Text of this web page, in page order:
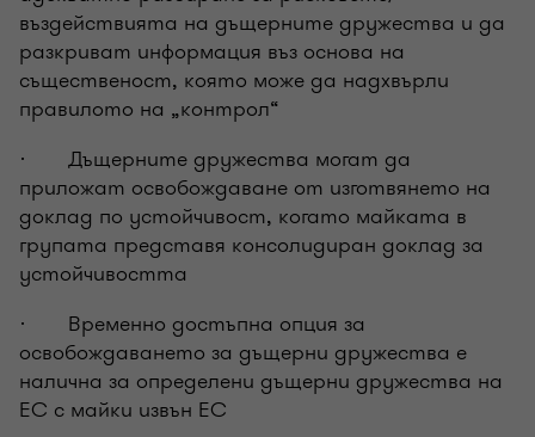
въздействията на дъщерните дружества и да
разкриват информация въз основа на
същественост, която може да надхвърли
правилото на „контрол“
· Дъщерните дружества могат да
приложат освобождаване от изготвянето на
доклад по устойчивост, когато майката в
групата представя консолидиран доклад за
устойчивостта
· Временно достъпна опция за
освобождаването за дъщерни дружества е
налична за определени дъщерни дружества на
ЕС с майки извън ЕС